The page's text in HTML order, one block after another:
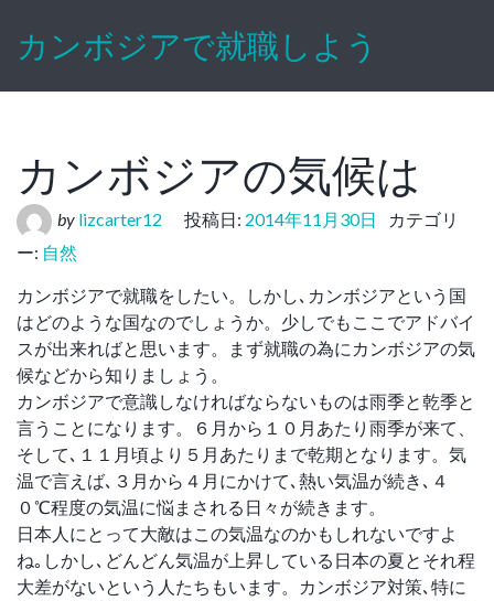
カンボジアで就職しよう
カンボジアの気候は
by lizcarter12 投稿日: 2014年11月30日
カテゴリ
ー: 自然
カンボジアで就職をしたい。しかし､カンボジアという国
はどのような国なのでしょうか。少しでもここでアドバイ
スが出来ればと思います。まず就職の為にカンボジアの気
候などから知りましょう。
カンボジアで意識しなければならないものは雨季と乾季と
言うことになります。６月から１０月あたり雨季が来て、
そして､１１月頃より５月あたりまで乾期となります。気
温で言えば､３月から４月にかけて､熱い気温が続き､４
０℃程度の気温に悩まされる日々が続きます。
日本人にとって大敵はこの気温なのかもしれないですよ
ね｡しかし､どんどん気温が上昇している日本の夏とそれ程
大差がないという人たちもいます。カンボジア対策､特に